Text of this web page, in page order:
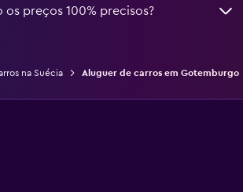
os preços 100% precisos?
na Suécia Aluguer de carros em Gotemburgo